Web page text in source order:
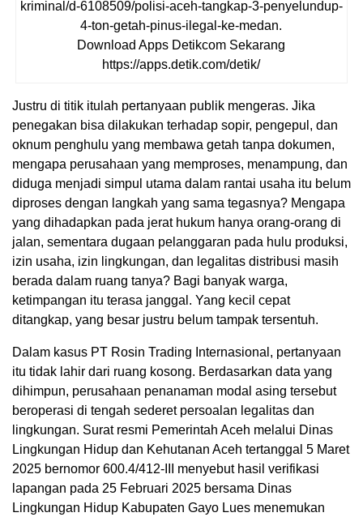
kriminal/d-6108509/polisi-aceh-tangkap-3-penyelundup-
4-ton-getah-pinus-ilegal-ke-medan.
Download Apps Detikcom Sekarang
https://apps.detik.com/detik/
Justru di titik itulah pertanyaan publik mengeras. Jika
penegakan bisa dilakukan terhadap sopir, pengepul, dan
oknum penghulu yang membawa getah tanpa dokumen,
mengapa perusahaan yang memproses, menampung, dan
diduga menjadi simpul utama dalam rantai usaha itu belum
diproses dengan langkah yang sama tegasnya? Mengapa
yang dihadapkan pada jerat hukum hanya orang-orang di
jalan, sementara dugaan pelanggaran pada hulu produksi,
izin usaha, izin lingkungan, dan legalitas distribusi masih
berada dalam ruang tanya? Bagi banyak warga,
ketimpangan itu terasa janggal. Yang kecil cepat
ditangkap, yang besar justru belum tampak tersentuh.
Dalam kasus PT Rosin Trading Internasional, pertanyaan
itu tidak lahir dari ruang kosong. Berdasarkan data yang
dihimpun, perusahaan penanaman modal asing tersebut
beroperasi di tengah sederet persoalan legalitas dan
lingkungan. Surat resmi Pemerintah Aceh melalui Dinas
Lingkungan Hidup dan Kehutanan Aceh tertanggal 5 Maret
2025 bernomor 600.4/412-III menyebut hasil verifikasi
lapangan pada 25 Februari 2025 bersama Dinas
Lingkungan Hidup Kabupaten Gayo Lues menemukan